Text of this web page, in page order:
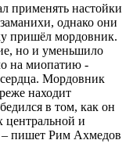
применять настойки
однако они
пришёл мордовник.
но и уменьшило
на миопатию -
Мордовник
находит
в том, как он
центральной и
пишет Рим Ахмедов